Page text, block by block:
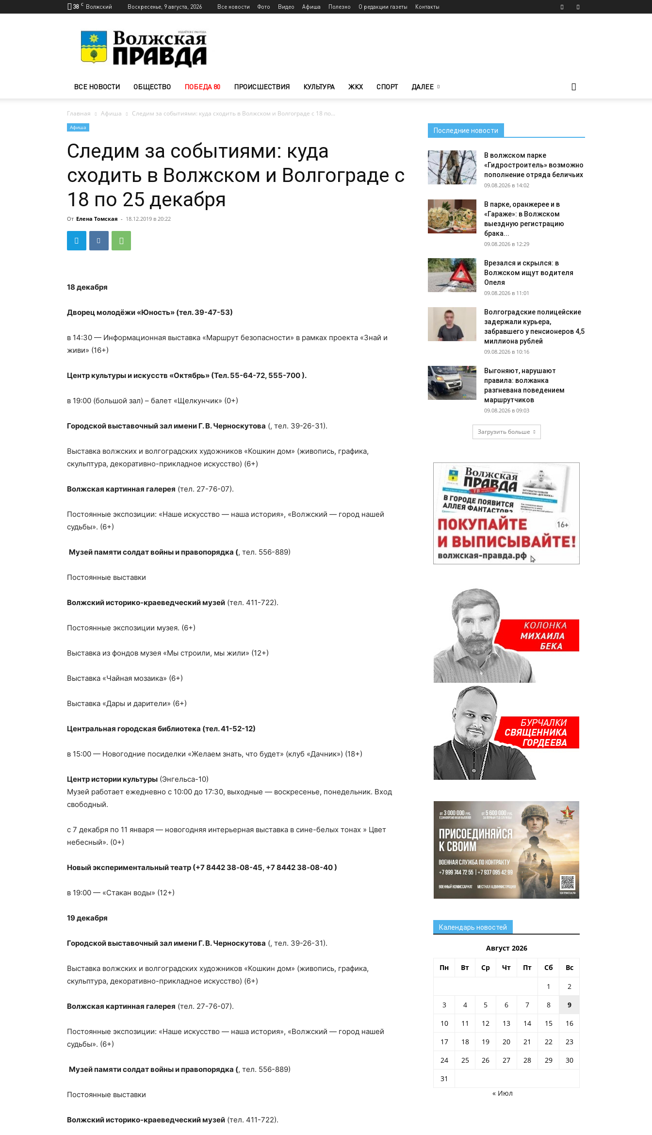
38 C Волжский Воскресенье, 9 августа, 2026 Все новости Фото Видео Афиша Полезно О редакции газеты Контакты
Волжского
—
Волжская
ВСЕ НОВОСТИ ОБЩЕСТВО ПОБЕДА 80 ПРОИСШЕСТВИЯ КУЛЬТУРА ЖКХ СПОРТ ДАЛЕЕ
Главная Афиша Следим за событиями: куда сходить в Волжском и Волгограде с 18 по...
Афиша
Следим за событиями: куда
сходить в Волжском и Волгограде с
18 по 25 декабря
От Елена Томская - 18.12.2019 в 20:22
18 декабря
Дворец молодёжи «Юность» (тел. 39-47-53)
в 14:30 — Информационная выставка «Маршрут безопасности» в рамках проекта «Знай и
живи» (16+)
Центр культуры и искусств «Октябрь» (Тел. 55-64-72, 555-700 ).
в 19:00 (большой зал) – балет «Щелкунчик» (0+)
Городской выставочный зал имени Г. В. Черноскутова (, тел. 39-26-31).
Выставка волжских и волгоградских художников «Кошкин дом» (живопись, графика,
скульптура, декоративно-прикладное искусство) (6+)
Волжская картинная галерея (тел. 27-76-07).
Постоянные экспозиции: «Наше искусство — наша история», «Волжский — город нашей
судьбы». (6+)
Музей памяти солдат войны и правопорядка (, тел. 556-889)
Постоянные выставки
Волжский историко-краеведческий музей (тел. 411-722).
Постоянные экспозиции музея. (6+)
Выставка из фондов музея «Мы строили, мы жили» (12+)
Выставка «Чайная мозаика» (6+)
Выставка «Дары и дарители» (6+)
Центральная городская библиотека (тел. 41-52-12)
в 15:00 — Новогодние посиделки «Желаем знать, что будет» (клуб «Дачник») (18+)
Центр истории культуры (Энгельса-10)
Музей работает ежедневно с 10:00 до 17:30, выходные — воскресенье, понедельник. Вход
свободный.
с 7 декабря по 11 января — новогодняя интерьерная выставка в сине-белых тонах » Цвет
небесный». (0+)
Новый экспериментальный театр (+7 8442 38‑08-45, +7 8442 38‑08-40 )
в 19:00 — «Стакан воды» (12+)
19 декабря
Городской выставочный зал имени Г. В. Черноскутова (, тел. 39-26-31).
Выставка волжских и волгоградских художников «Кошкин дом» (живопись, графика,
скульптура, декоративно-прикладное искусство) (6+)
Волжская картинная галерея (тел. 27-76-07).
Постоянные экспозиции: «Наше искусство — наша история», «Волжский — город нашей
судьбы». (6+)
Музей памяти солдат войны и правопорядка (, тел. 556-889)
Постоянные выставки
Волжский историко-краеведческий музей (тел. 411-722).
Последние новости
В волжском парке
«Гидростроитель» возможно
пополнение отряда беличьих
09.08.2026 в 14:02
В парке, оранжерее и в
«Гараже»: в Волжском
выездную регистрацию
брака...
09.08.2026 в 12:29
Врезался и скрылся: в
Волжском ищут водителя
Опеля
09.08.2026 в 11:01
Волгоградские полицейские
задержали курьера,
забравшего у пенсионеров 4,5
миллиона рублей
09.08.2026 в 10:16
Выгоняют, нарушают
правила: волжанка
разгневана поведением
маршрутчиков
09.08.2026 в 09:03
Загрузить больше
Календарь новостей
Август 2026
Пн Вт Ср Чт Пт Сб Вс
1
2
3
4 5 6 7 8
9
10
11 12 13 14 15
16
17
18 19 20 21 22
23
24
25 26 27 28 29
30
31
« Июл